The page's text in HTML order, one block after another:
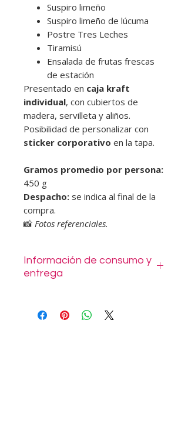
Suspiro limeño
Suspiro limeño de lúcuma
Postre Tres Leches
Tiramisú
Ensalada de frutas frescas
de estación
Presentado en caja kraft
individual, con cubiertos de
madera, servilleta y aliños.
Posibilidad de personalizar con
sticker corporativo en la tapa.
Gramos promedio por persona:
450 g
Despacho: se indica al final de la
compra.
📸 Fotos referenciales.
Información de consumo y
entrega
Al realizar la compra puede elegir